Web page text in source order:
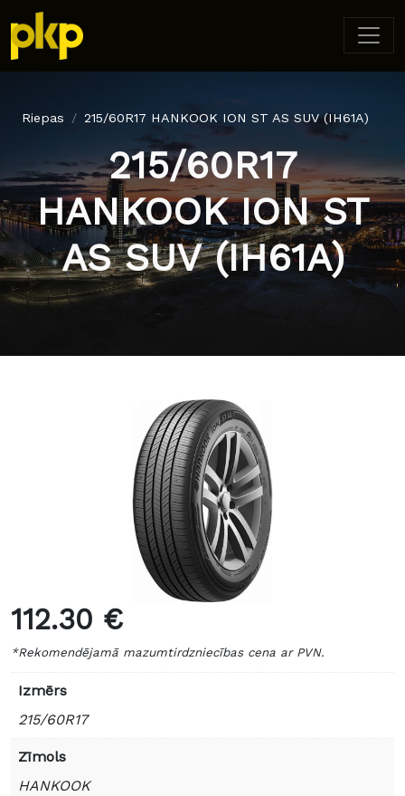
Riepas 215/60R17 HANKOOK ION ST AS SUV (IH61A)
215/60R17
HANKOOK ION ST
AS SUV (IH61A)
112.30 €
*Rekomendējamā mazumtirdzniecības cena ar PVN.
Izmērs
215/60R17
Zīmols
HANKOOK